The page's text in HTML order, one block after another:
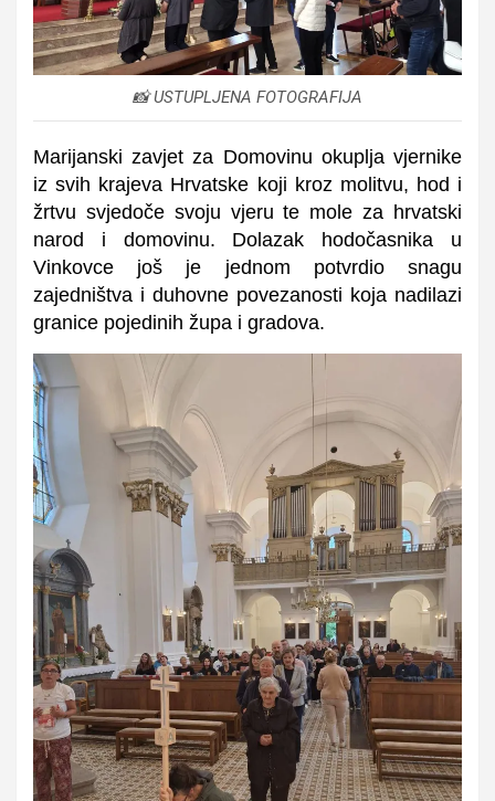
📸 USTUPLJENA FOTOGRAFIJA
Marijanski zavjet za Domovinu okuplja vjernike
iz svih krajeva Hrvatske koji kroz molitvu, hod i
žrtvu svjedoče svoju vjeru te mole za hrvatski
narod i domovinu. Dolazak hodočasnika u
Vinkovce još je jednom potvrdio snagu
zajedništva i duhovne povezanosti koja nadilazi
granice pojedinih župa i gradova.